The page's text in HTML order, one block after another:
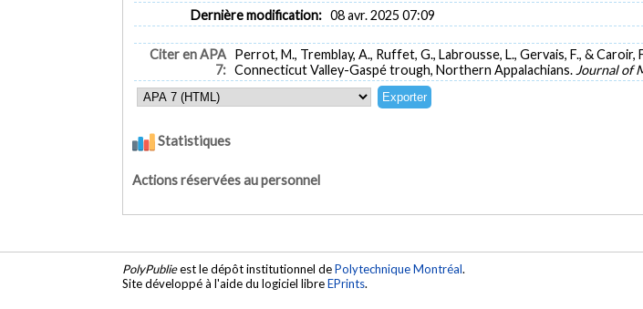
Dernière modification: 08 avr. 2025 07:09
Citer en APA
7:
Perrot, M., Tremblay, A., Ruffet, G., Labrousse, L., Gervais, F., &
Connecticut Valley-Gaspé trough, Northern Appalachians. Journal of
Statistiques
Actions réservées au personnel
PolyPublieest le dépôt institutionnel dePolytechnique Montréal.
Site développé à l'aide du logiciel libreEPrints.